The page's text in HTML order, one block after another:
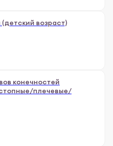
возраст)
конечностей
плечевые/